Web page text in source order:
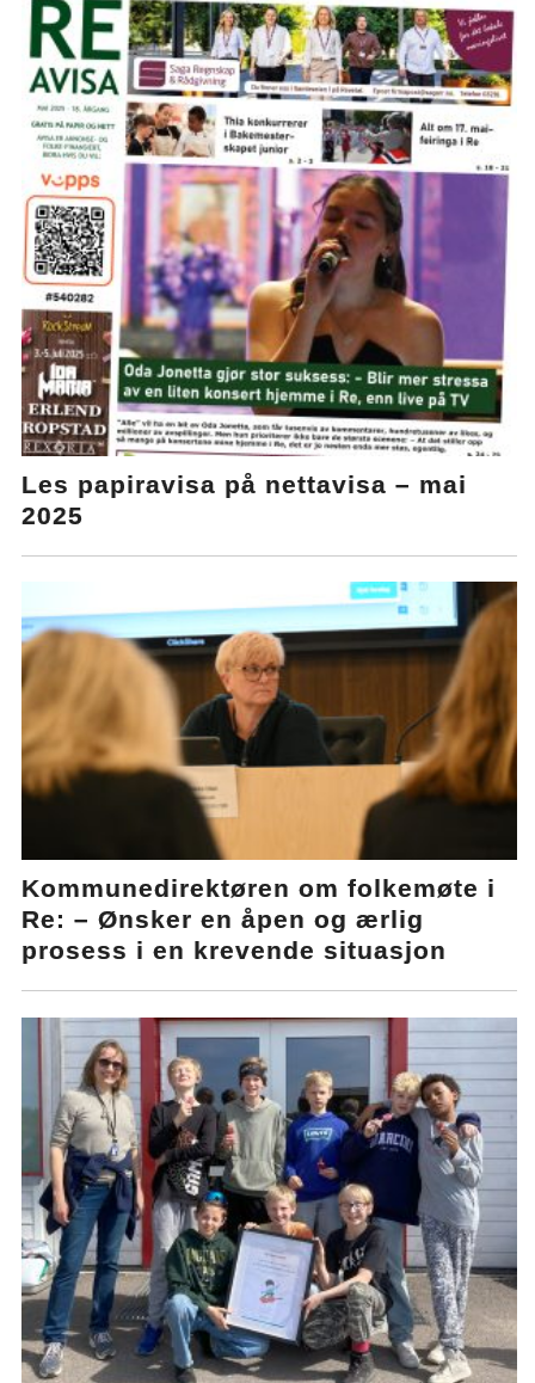
Les papiravisa på nettavisa – mai
2025
Kommunedirektøren om folkemøte i
Re: – Ønsker en åpen og ærlig
prosess i en krevende situasjon